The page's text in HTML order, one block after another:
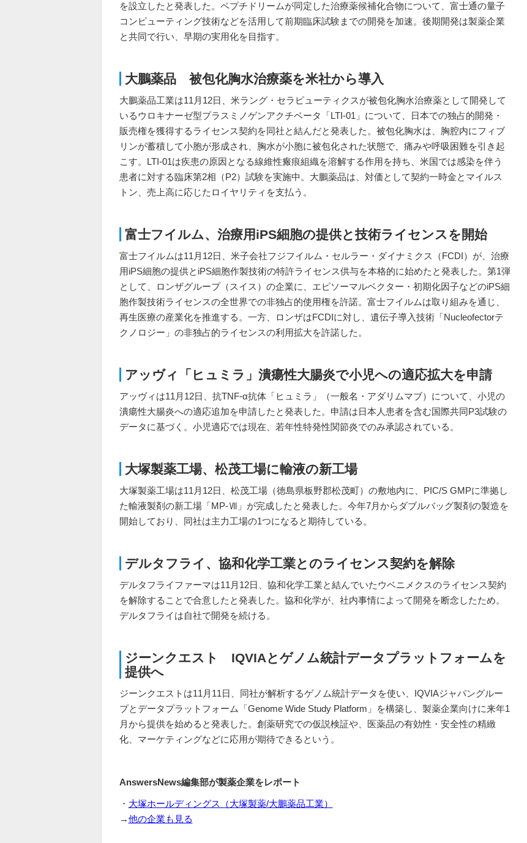
を設立したと発表した。ペプチドリームが同定した治療薬候補化合物について、富士通の量子
コンピューティング技術などを活用して前期臨床試験までの開発を加速。後期開発は製薬企業
と共同で行い、早期の実用化を目指す。
大鵬薬品 被包化胸水治療薬を米社から導入
大鵬薬品工業は11月12日、米ラング・セラピューティクスが被包化胸水治療薬として開発して
いるウロキナーゼ型プラスミノゲンアクチベータ「LTI-01」について、日本での独占的開発・
販売権を獲得するライセンス契約を同社と結んだと発表した。被包化胸水は、胸腔内にフィブ
リンが蓄積して小胞が形成され、胸水が小胞に被包化された状態で、痛みや呼吸困難を引き起
こす。LTI-01は疾患の原因となる線維性瘢痕組織を溶解する作用を持ち、米国では感染を伴う
患者に対する臨床第2相（P2）試験を実施中。大鵬薬品は、対価として契約一時金とマイルス
トン、売上高に応じたロイヤリティを支払う。
富士フイルム、治療用iPS細胞の提供と技術ライセンスを開始
富士フイルムは11月12日、米子会社フジフイルム・セルラー・ダイナミクス（FCDI）が、治療
用iPS細胞の提供とiPS細胞作製技術の特許ライセンス供与を本格的に始めたと発表した。第1弾
として、ロンザグループ（スイス）の企業に、エピソーマルベクター・初期化因子などのiPS細
胞作製技術ライセンスの全世界での非独占的使用権を許諾。富士フイルムは取り組みを通じ、
再生医療の産業化を推進する。一方、ロンザはFCDIに対し、遺伝子導入技術「Nucleofectorテ
クノロジー」の非独占的ライセンスの利用拡大を許諾した。
アッヴィ「ヒュミラ」潰瘍性大腸炎で小児への適応拡大を申請
アッヴィは11月12日、抗TNF-α抗体「ヒュミラ」（一般名・アダリムマブ）について、小児の
潰瘍性大腸炎への適応追加を申請したと発表した。申請は日本人患者を含む国際共同P3試験の
データに基づく。小児適応では現在、若年性特発性関節炎でのみ承認されている。
大塚製薬工場、松茂工場に輸液の新工場
大塚製薬工場は11月12日、松茂工場（徳島県板野郡松茂町）の敷地内に、PIC/S GMPに準拠し
た輸液製剤の新工場「MP-Ⅶ」が完成したと発表した。今年7月からダブルバッグ製剤の製造を
開始しており、同社は主力工場の1つになると期待している。
デルタフライ、協和化学工業とのライセンス契約を解除
デルタフライファーマは11月12日、協和化学工業と結んでいたウベニメクスのライセンス契約
を解除することで合意したと発表した。協和化学が、社内事情によって開発を断念したため。
デルタフライは自社で開発を続ける。
ジーンクエスト IQVIAとゲノム統計データプラットフォームを
提供へ
ジーンクエストは11月11日、同社が解析するゲノム統計データを使い、IQVIAジャパングルー
プとデータプラットフォーム「Genome Wide Study Platform」を構築し、製薬企業向けに来年1
月から提供を始めると発表した。創薬研究での仮説検証や、医薬品の有効性・安全性の精緻
化、マーケティングなどに応用が期待できるという。
AnswersNews編集部が製薬企業をレポート
・ 大塚ホールディングス（大塚製薬/大鵬薬品工業）
→他の企業も見る